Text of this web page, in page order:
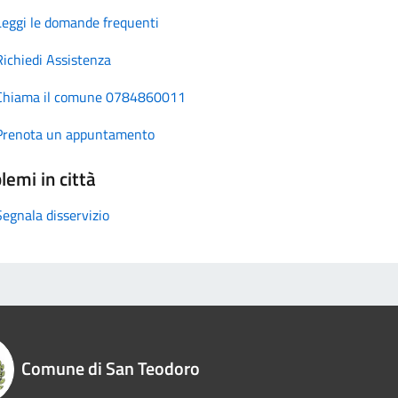
le domande frequenti
Assistenza
il comune 0784860011
un appuntamento
in città
disservizio
Comune di San Teodoro